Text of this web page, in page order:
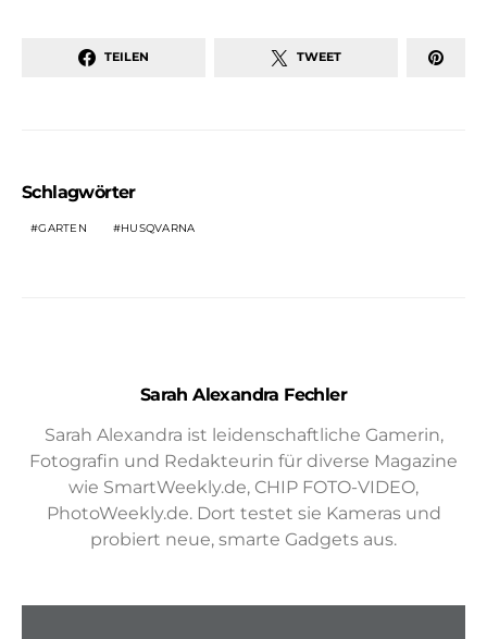
TEILEN TWEET
Schlagwörter
GARTEN HUSQVARNA
Sarah Alexandra Fechler
Sarah Alexandra ist leidenschaftliche Gamerin,
Fotografin und Redakteurin für diverse Magazine
wie SmartWeekly.de, CHIP FOTO-VIDEO,
PhotoWeekly.de. Dort testet sie Kameras und
probiert neue, smarte Gadgets aus.